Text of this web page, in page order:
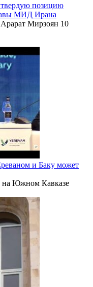
позицию
МИД Ирана
Мирзоян 10
и Баку может
на Южном Кавказе